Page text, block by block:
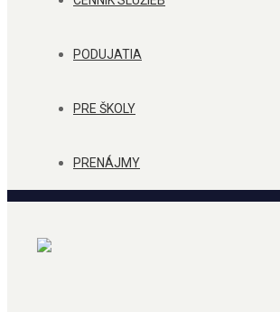
PODUJATIA
PRE ŠKOLY
PRENÁJMY